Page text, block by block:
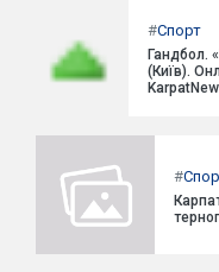
#Спорт
Гандбол.
(Київ).
#